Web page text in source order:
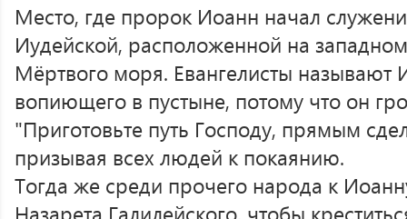
Место, где пророк Иоанн начал
Иудейской, расположенной на
Мёртвого моря. Евангелисты называют
вопиющего в пустыне, потому что он
"Приготовьте путь Господу, прямым
призывая всех людей к покаянию.
Тогда же среди прочего народа к
Назарета Галилейского, чтобы